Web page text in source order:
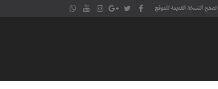
تصفح النسخة القديمة للموقع